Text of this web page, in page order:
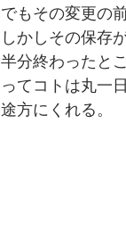
でもその変更の
しかしその保存
半分終わったと
ってコトは丸一
途方にくれる。